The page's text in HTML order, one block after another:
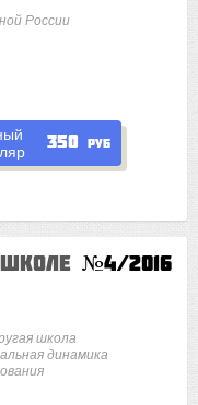
350 руб
России
№4/2016
школа
динамика